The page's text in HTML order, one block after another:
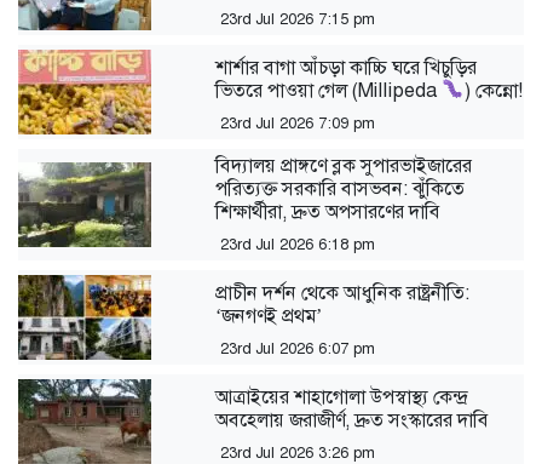
23rd Jul 2026 7:15 pm
শার্শার বাগা আঁচড়া কাচ্চি ঘরে খিচুড়ির
ভিতরে পাওয়া গেল (Millipeda
) কেন্নো!
23rd Jul 2026 7:09 pm
বিদ্যালয় প্রাঙ্গণে ব্লক সুপারভাইজারের
পরিত্যক্ত সরকারি বাসভবন: ঝুঁকিতে
শিক্ষার্থীরা, দ্রুত অপসারণের দাবি
23rd Jul 2026 6:18 pm
প্রাচীন দর্শন থেকে আধুনিক রাষ্ট্রনীতি:
‘জনগণই প্রথম’
23rd Jul 2026 6:07 pm
আত্রাইয়ের শাহাগোলা উপস্বাস্থ্য কেন্দ্র
অবহেলায় জরাজীর্ণ, দ্রুত সংস্কারের দাবি
23rd Jul 2026 3:26 pm